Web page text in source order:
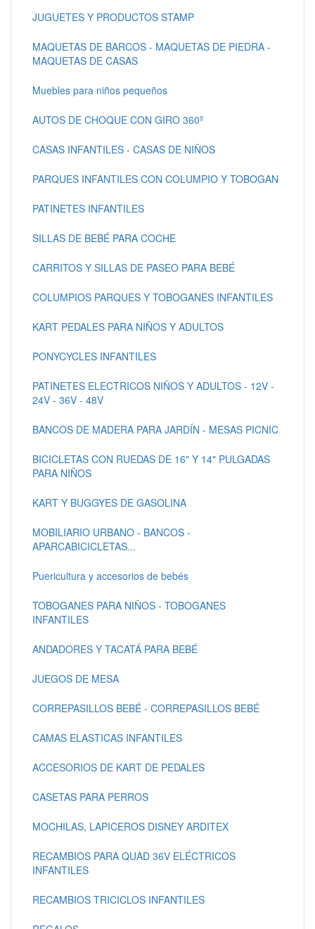
JUGUETES Y PRODUCTOS STAMP
MAQUETAS DE BARCOS - MAQUETAS DE PIEDRA -
MAQUETAS DE CASAS
Muebles para niños pequeños
AUTOS DE CHOQUE CON GIRO 360º
CASAS INFANTILES - CASAS DE NIÑOS
PARQUES INFANTILES CON COLUMPIO Y TOBOGAN
PATINETES INFANTILES
SILLAS DE BEBÉ PARA COCHE
CARRITOS Y SILLAS DE PASEO PARA BEBÉ
COLUMPIOS PARQUES Y TOBOGANES INFANTILES
KART PEDALES PARA NIÑOS Y ADULTOS
PONYCYCLES INFANTILES
PATINETES ELECTRICOS NIÑOS Y ADULTOS - 12V -
24V - 36V - 48V
BANCOS DE MADERA PARA JARDÍN - MESAS PICNIC
BICICLETAS CON RUEDAS DE 16" Y 14" PULGADAS
PARA NIÑOS
KART Y BUGGYES DE GASOLINA
MOBILIARIO URBANO - BANCOS -
APARCABICICLETAS...
Puericultura y accesorios de bebés
TOBOGANES PARA NIÑOS - TOBOGANES
INFANTILES
ANDADORES Y TACATÁ PARA BEBÉ
JUEGOS DE MESA
CORREPASILLOS BEBÉ - CORREPASILLOS BEBÉ
CAMAS ELASTICAS INFANTILES
ACCESORIOS DE KART DE PEDALES
CASETAS PARA PERROS
MOCHILAS, LAPICEROS DISNEY ARDITEX
RECAMBIOS PARA QUAD 36V ELÉCTRICOS
INFANTILES
RECAMBIOS TRICICLOS INFANTILES